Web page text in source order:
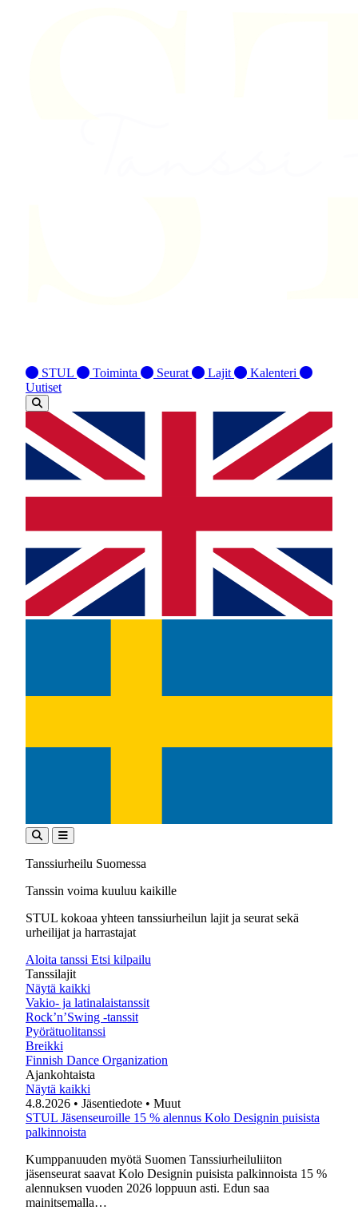
STUL Toiminta Seurat Lajit
Kalenteri
Uutiset
Tanssiurheilu Suomessa
Tanssin voima kuuluu kaikille
STUL kokoaa yhteen tanssiurheilun lajit ja seurat sekä
urheilijat ja harrastajat
Aloita tanssi Etsi kilpailu
Tanssilajit
Näytä kaikki
Vakio- ja latinalaistanssit
Rock’n’Swing -tanssit
Pyörätuolitanssi
Breikki
Finnish Dance Organization
Ajankohtaista
Näytä kaikki
4.8.2026 • Jäsentiedote • Muut
STUL Jäsenseuroille 15 % alennus Kolo Designin puisista
palkinnoista
Kumppanuuden myötä Suomen Tanssiurheiluliiton
jäsenseurat saavat Kolo Designin puisista palkinnoista 15 %
alennuksen vuoden 2026 loppuun asti. Edun saa
mainitsemalla…